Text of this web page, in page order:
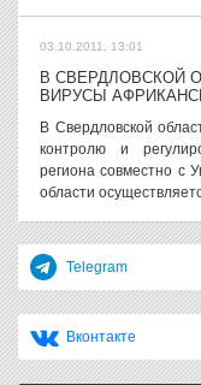
03.10.2011, 13:01
В СВЕРДЛОВСКОЙ
ВИРУСЫ
В Свердловской
контролю и
региона совместно с
области
Telegram
Вконтакте